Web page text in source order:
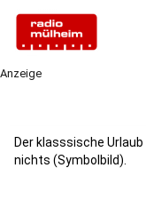
Anzeige
Der klasssische
nichts (Symbolbild).